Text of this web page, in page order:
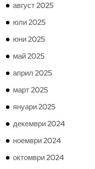
август 2025
юли 2025
юни 2025
май 2025
април 2025
март 2025
януари 2025
декември 2024
ноември 2024
октомври 2024